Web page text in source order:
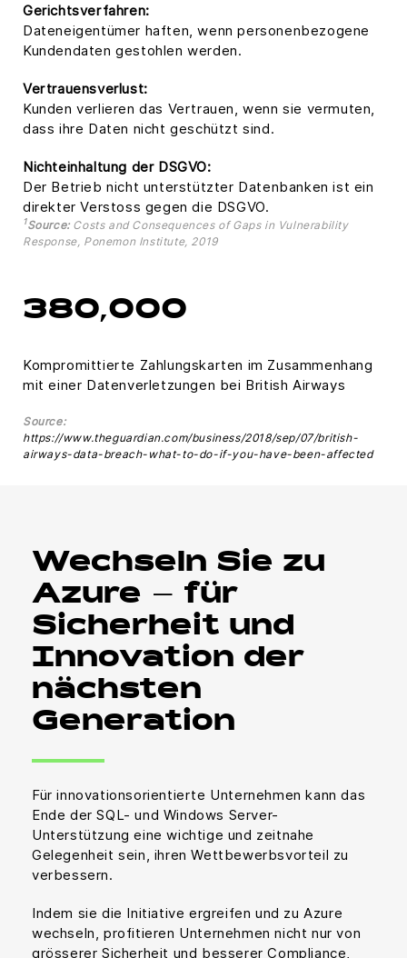
Gerichtsverfahren:
Dateneigentümer haften, wenn personenbezogene
Kundendaten gestohlen werden.
Vertrauensverlust:
Kunden verlieren das Vertrauen, wenn sie vermuten,
dass ihre Daten nicht geschützt sind.
Nichteinhaltung der DSGVO:
Der Betrieb nicht unterstützter Datenbanken ist ein
direkter Verstoss gegen die DSGVO.
1Source:Costs and Consequences of Gaps in Vulnerability
Response, Ponemon Institute, 2019
380,000
Kompromittierte Zahlungskarten im Zusammenhang
mit einer Datenverletzungen bei British Airways
Source:
https://www.theguardian.com/business/2018/sep/07/british-
airways-data-breach-what-to-do-if-you-have-been-affected
Wechseln Sie zu
Azure – für
Sicherheit und
Innovation der
nächsten
Generation
Für innovationsorientierte Unternehmen kann das
Ende der SQL- und Windows Server-
Unterstützung eine wichtige und zeitnahe
Gelegenheit sein, ihren Wettbewerbsvorteil zu
verbessern.
Indem sie die Initiative ergreifen und zu Azure
wechseln, profitieren Unternehmen nicht nur von
grösserer Sicherheit und besserer Compliance,